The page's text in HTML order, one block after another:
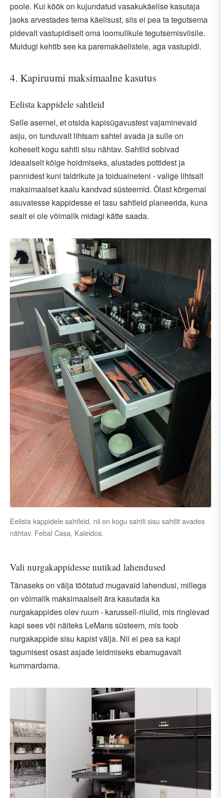
poole. Kui köök on kujundatud vasakukäelise kasutaja
jaoks arvestades tema käelisust, siis ei pea ta tegutsema
pidevalt vastupidiselt oma loomulikule tegutsemisviisile.
Muidugi kehtib see ka paremakäelistele, aga vastupidi.
4. Kapiruumi maksimaalne kasutus
Eelista kappidele sahtleid
Selle asemel, et otsida kapisügavustest vajaminevaid
asju, on tunduvalt lihtsam sahtel avada ja sulle on
koheselt kogu sahtli sisu nähtav. Sahtlid sobivad
ideaalselt kõige hoidmiseks, alustades pottidest ja
pannidest kuni taldrikute ja toiduaineteni - valige lihtsalt
maksimaalset kaalu kandvad süsteemid. Õlast kõrgemal
asuvatesse kappidesse ei tasu sahtleid planeerida, kuna
sealt ei ole võimalik midagi kätte saada.
Eelista kappidele sahtleid, nii on kogu sahtli sisu sahtlit avades
nähtav. Febal Casa, Kaleidos.
Vali nurgakappidesse nutikad lahendused
Tänaseks on välja töötatud mugavaid lahendusi, millega
on võimalik maksimaalselt ära kasutada ka
nurgakappides olev ruum - karussell-riiulid, mis ringlevad
kapi sees või näiteks LeMans süsteem, mis toob
nurgakappide sisu kapist välja. Nii ei pea sa kapi
tagumisest osast asjade leidmiseks ebamugavalt
kummardama.